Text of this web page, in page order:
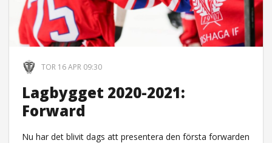
TOR 16 APR 09:30
Lagbygget 2020-2021:
Forward
Nu har det blivit dags att presentera den första forwarden